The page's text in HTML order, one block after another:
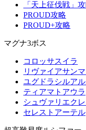
「天上征伐戦」
PROUD攻略
PROUD+攻略
マグナ3ボス
コロッサスイラ
リヴァイアサン
ユグドラシルア
ティアマトアウラ
シュヴァリエク
セレストアーテル